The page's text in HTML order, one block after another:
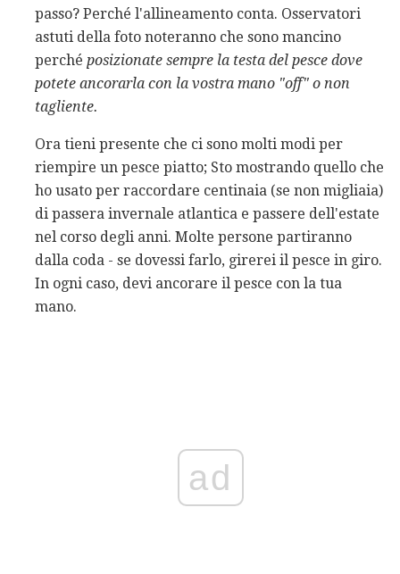
passo? Perché l'allineamento conta. Osservatori
astuti della foto noteranno che sono mancino
perché posizionate sempre la testa del pesce dove
potete ancorarla con la vostra mano "off" o non
tagliente.
Ora tieni presente che ci sono molti modi per
riempire un pesce piatto; Sto mostrando quello che
ho usato per raccordare centinaia (se non migliaia)
di passera invernale atlantica e passere dell'estate
nel corso degli anni. Molte persone partiranno
dalla coda - se dovessi farlo, girerei il pesce in giro.
In ogni caso, devi ancorare il pesce con la tua
mano.
ad